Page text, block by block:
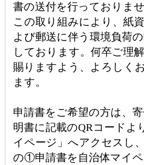
書の送付を行っておりませ
この取り組みにより、紙
よび郵送に伴う環境負荷
しております。何卒ご理
賜りますよう、よろしく
ます。
申請書をご希望の方は、
明書に記載のQRコードよ
イページ」へアクセスし
の①申請書を自治体マイ